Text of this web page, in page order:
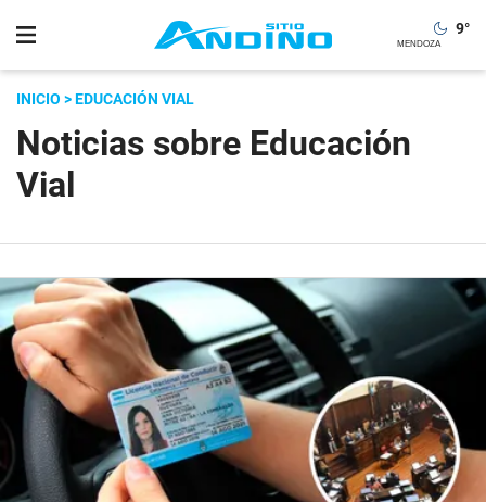
9°
INICIO > EDUCACIÓN VIAL
Noticias sobre Educación
Vial